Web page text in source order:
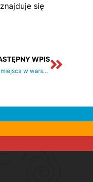
się
WPIS
Wolne miejsca w warszawskich placówkach (stan na dzień 11.04.2025r.)